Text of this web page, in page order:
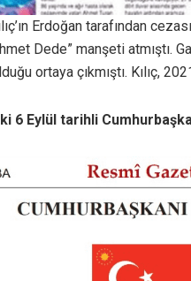
Erdoğan tarafından
Dede” manşeti atmıştı.
ortaya çıkmıştı. Kılıç,
6 Eylül tarihli